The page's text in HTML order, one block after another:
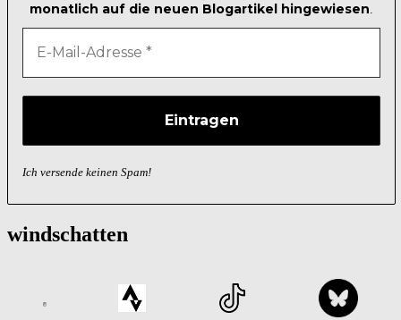
monatlich auf die neuen Blogartikel hingewiesen.
Ich versende keinen Spam!
windschatten